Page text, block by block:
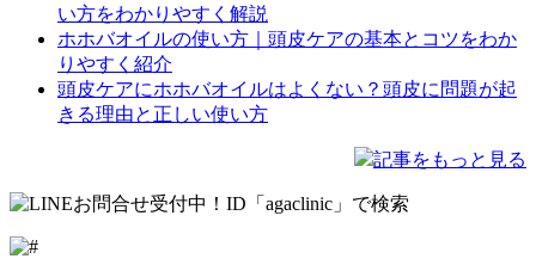
い方をわかりやすく解説
ホホバオイルの使い方｜頭皮ケアの基本とコツをわか
りやすく紹介
頭皮ケアにホホバオイルはよくない？頭皮に問題が起
きる理由と正しい使い方
記事をもっと見る